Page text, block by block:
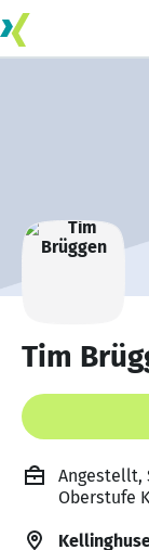
Tim
Angestellt,
Oberstufe